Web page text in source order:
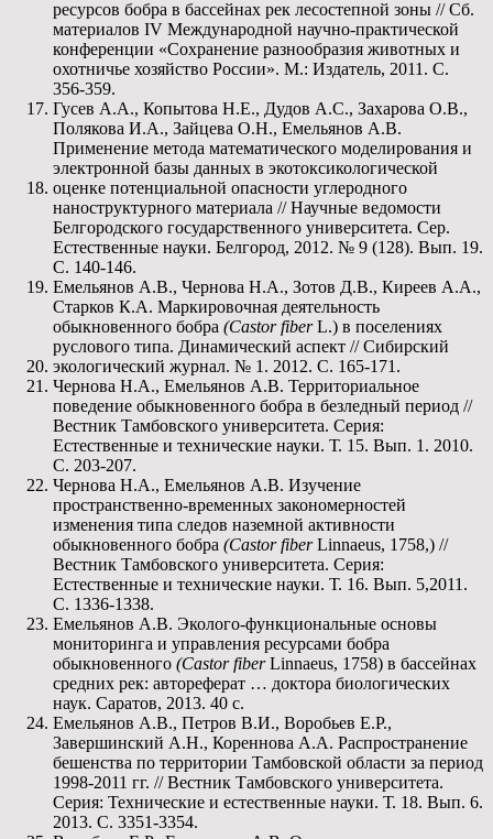
ресурсов бобра в бассейнах рек лесостепной зоны // Сб.
материалов IV Международной научно-практической
конференции «Сохранение разнообразия животных и
охотничье хозяйство России». М.: Издатель, 2011. С.
356-359.
Гусев А.А., Копытова Н.Е., Дудов А.С., Захарова О.В.,
Полякова И.А., Зайцева О.Н., Емельянов А.В.
Применение метода математического моделирования и
электронной базы данных в экотоксикологической
оценке потенциальной опасности углеродного
наноструктурного материала // Научные ведомости
Белгородского государственного университета. Сер.
Естественные науки. Белгород, 2012. № 9 (128). Вып. 19.
С. 140-146.
Емельянов А.В., Чернова Н.А., Зотов Д.В., Киреев А.А.,
Старков К.А. Маркировочная деятельность
обыкновенного бобра (CastorfiberL.) в поселениях
руслового типа. Динамический аспект // Сибирский
экологический журнал. № 1. 2012. С. 165-171.
Чернова Н.А., Емельянов А.В. Территориальное
поведение обыкновенного бобра в безледный период //
Вестник Тамбовского университета. Серия:
Естественные и технические науки. Т. 15. Вып. 1. 2010.
С. 203-207.
Чернова Н.А., Емельянов А.В. Изучение
пространственно-временных закономерностей
изменения типа следов наземной активности
обыкновенного бобра (CastorfiberLinnaeus, 1758,) //
Вестник Тамбовского университета. Серия:
Естественные и технические науки. Т. 16. Вып. 5,2011.
С. 1336-1338.
Емельянов А.В. Эколого-функциональные основы
мониторинга и управления ресурсами бобра
обыкновенного (CastorfiberLinnaeus, 1758) в бассейнах
средних рек: автореферат … доктора биологических
наук. Саратов, 2013. 40 с.
Емельянов А.В., Петров В.И., Воробьев Е.Р.,
Завершинский А.Н., Кореннова А.А. Распространение
бешенства по территории Тамбовской области за период
1998-2011 гг. // Вестник Тамбовского университета.
Серия: Технические и естественные науки. Т. 18. Вып. 6.
2013. С. 3351-3354.